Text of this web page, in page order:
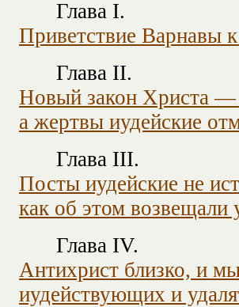
Глава I.
Приветствие Варнавы
Глава II.
Новый закон Христа —
а жертвы иудейские
Глава III.
Посты иудейские не
как об этом возвещали
Глава IV.
Антихрист близко, и
иудействующих и